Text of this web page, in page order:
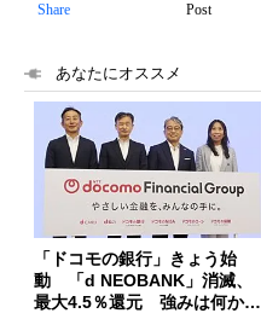
Share Post
あなたにオススメ
「ドコモの銀行」きょう始
動 「d NEOBANK」消滅、
最大4.5％還元 強みは何か解